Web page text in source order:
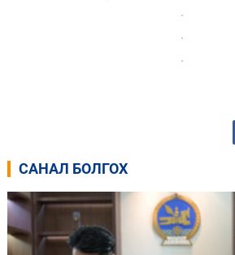
САНАЛ БОЛГОХ